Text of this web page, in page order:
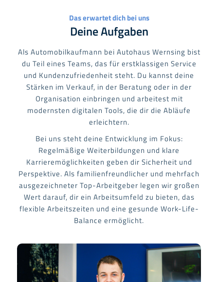
Das erwartet dich bei uns
Deine Aufgaben
Als Automobilkaufmann bei Autohaus Wernsing bist
du Teil eines Teams, das für erstklassigen Service
und Kundenzufriedenheit steht. Du kannst deine
Stärken im Verkauf, in der Beratung oder in der
Organisation einbringen und arbeitest mit
modernsten digitalen Tools, die dir die Abläufe
erleichtern.
Bei uns steht deine Entwicklung im Fokus:
Regelmäßige Weiterbildungen und klare
Karrieremöglichkeiten geben dir Sicherheit und
Perspektive. Als familienfreundlicher und mehrfach
ausgezeichneter Top-Arbeitgeber legen wir großen
Wert darauf, dir ein Arbeitsumfeld zu bieten, das
flexible Arbeitszeiten und eine gesunde Work-Life-
Balance ermöglicht.